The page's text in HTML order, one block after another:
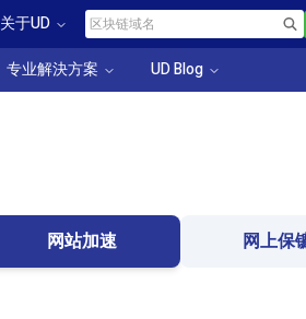
关于UD
专业解決方案 UD Blog
网站加速 网上保